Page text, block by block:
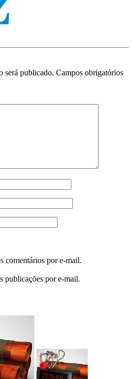
será publicado. Campos obrigatórios
comentários por e-mail.
publicações por e-mail.